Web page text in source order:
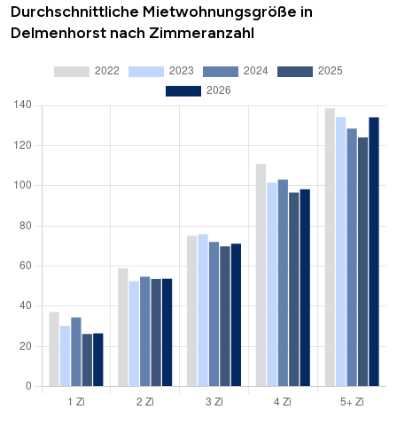
Durchschnittliche Mietwohnungsgröße in
Delmenhorst nach Zimmeranzahl